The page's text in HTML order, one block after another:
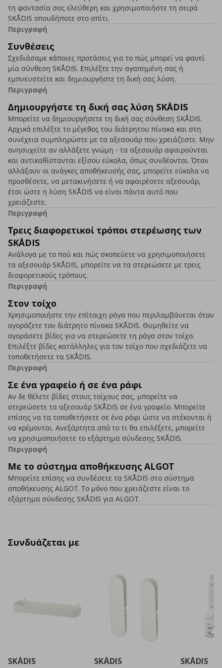
τη φαντασία σας ελεύθερη και χρησιμοποιήστε τη σειρά
SKÅDIS οπουδήποτε στο σπίτι.
Περιγραφή
Συνθέσεις
Σχεδιάσαμε κάποιες προτάσεις για το πώς μπορεί να φανεί
μία σύνθεση SKÅDIS. Επιλέξτε την αγαπημένη σας ή
εμπνευστείτε και δημιουργήστε τη δική σας λύση.
Περιγραφή
Δημιουργήστε τη δική σας λύση SKÅDIS
Μπορείτε να δημιουργήσετε τη δική σας σύνθεση SKÅDIS.
Αρχικά επιλέξτε το μέγεθος του διάτρητου πίνακα και στη
συνέχεια συμπληρώστε με τα αξεσουάρ που χρειάζεστε. Μην
ανησυχείτε αν αλλάξετε γνώμη - τα αξεσουάρ αφαιρούνται
και αντικαθίστανται εξίσου εύκολα, όπως συνδέονται. Όταν
αλλάξουν οι ανάγκες αποθήκευσής σας, μπορείτε εύκολα να
προσθέσετε, να μετακινήσετε ή να αφαιρέσετε αξεσουάρ,
έτσι ώστε η λύση SKÅDIS να είναι πάντα αυτό που
χρειάζεστε.
Περιγραφή
Τρεις διαφορετικοί τρόποι στερέωσης των
SKÅDIS
Ανάλογα με το πού και πώς σκοπεύετε να χρησιμοποιήσετε
τα αξεσουάρ SKÅDIS, μπορείτε να τα στερεώσετε με τρεις
διαφορετικούς τρόπους.
Περιγραφή
Στον τοίχο
Χρησιμοποιήστε την επίτοιχη ράγα που περιλαμβάνεται όταν
αγοράζετε τον διάτρητο πίνακα SKÅDIS. Θυμηθείτε να
αγοράσετε βίδες για να στερεώσετε τη ράγα στον τοίχο.
Επιλέξτε βίδες κατάλληλες για τον τοίχο που σχεδιάζετε να
τοποθετήσετε τα SKÅDIS.
Περιγραφή
Σε ένα γραφείο ή σε ένα ράφι
Αν δε θέλετε βίδες στους τοίχους σας, μπορείτε να
στερεώσετε τα αξεσουάρ SKÅDIS σε ένα γραφείο. Μπορείτε
επίσης να τα τοποθετήσετε σε ένα ράφι ώστε να στέκονται ή
να κρέμονται. Ανεξάρτητα από το τι θα επιλέξετε, μπορείτε
να χρησιμοποιήσετε το εξάρτημα σύνδεσης SKÅDIS.
Περιγραφή
Με το σύστημα αποθήκευσης ALGOT
Μπορείτε επίσης να συνδέσετε τα SKÅDIS στο σύστημα
αποθήκευσης ALGOT. Το μόνο που χρειάζεστε είναι το
εξάρτημα σύνδεσης SKÅDIS για ALGOT.
Συνδυάζεται με
SKÅDIS
SKÅDIS
SKÅDIS